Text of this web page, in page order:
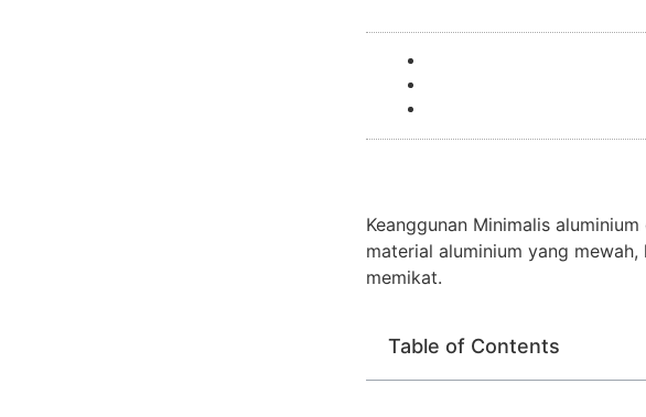
Keanggunan Minimalis
material aluminium yang
memikat.
Table of Contents